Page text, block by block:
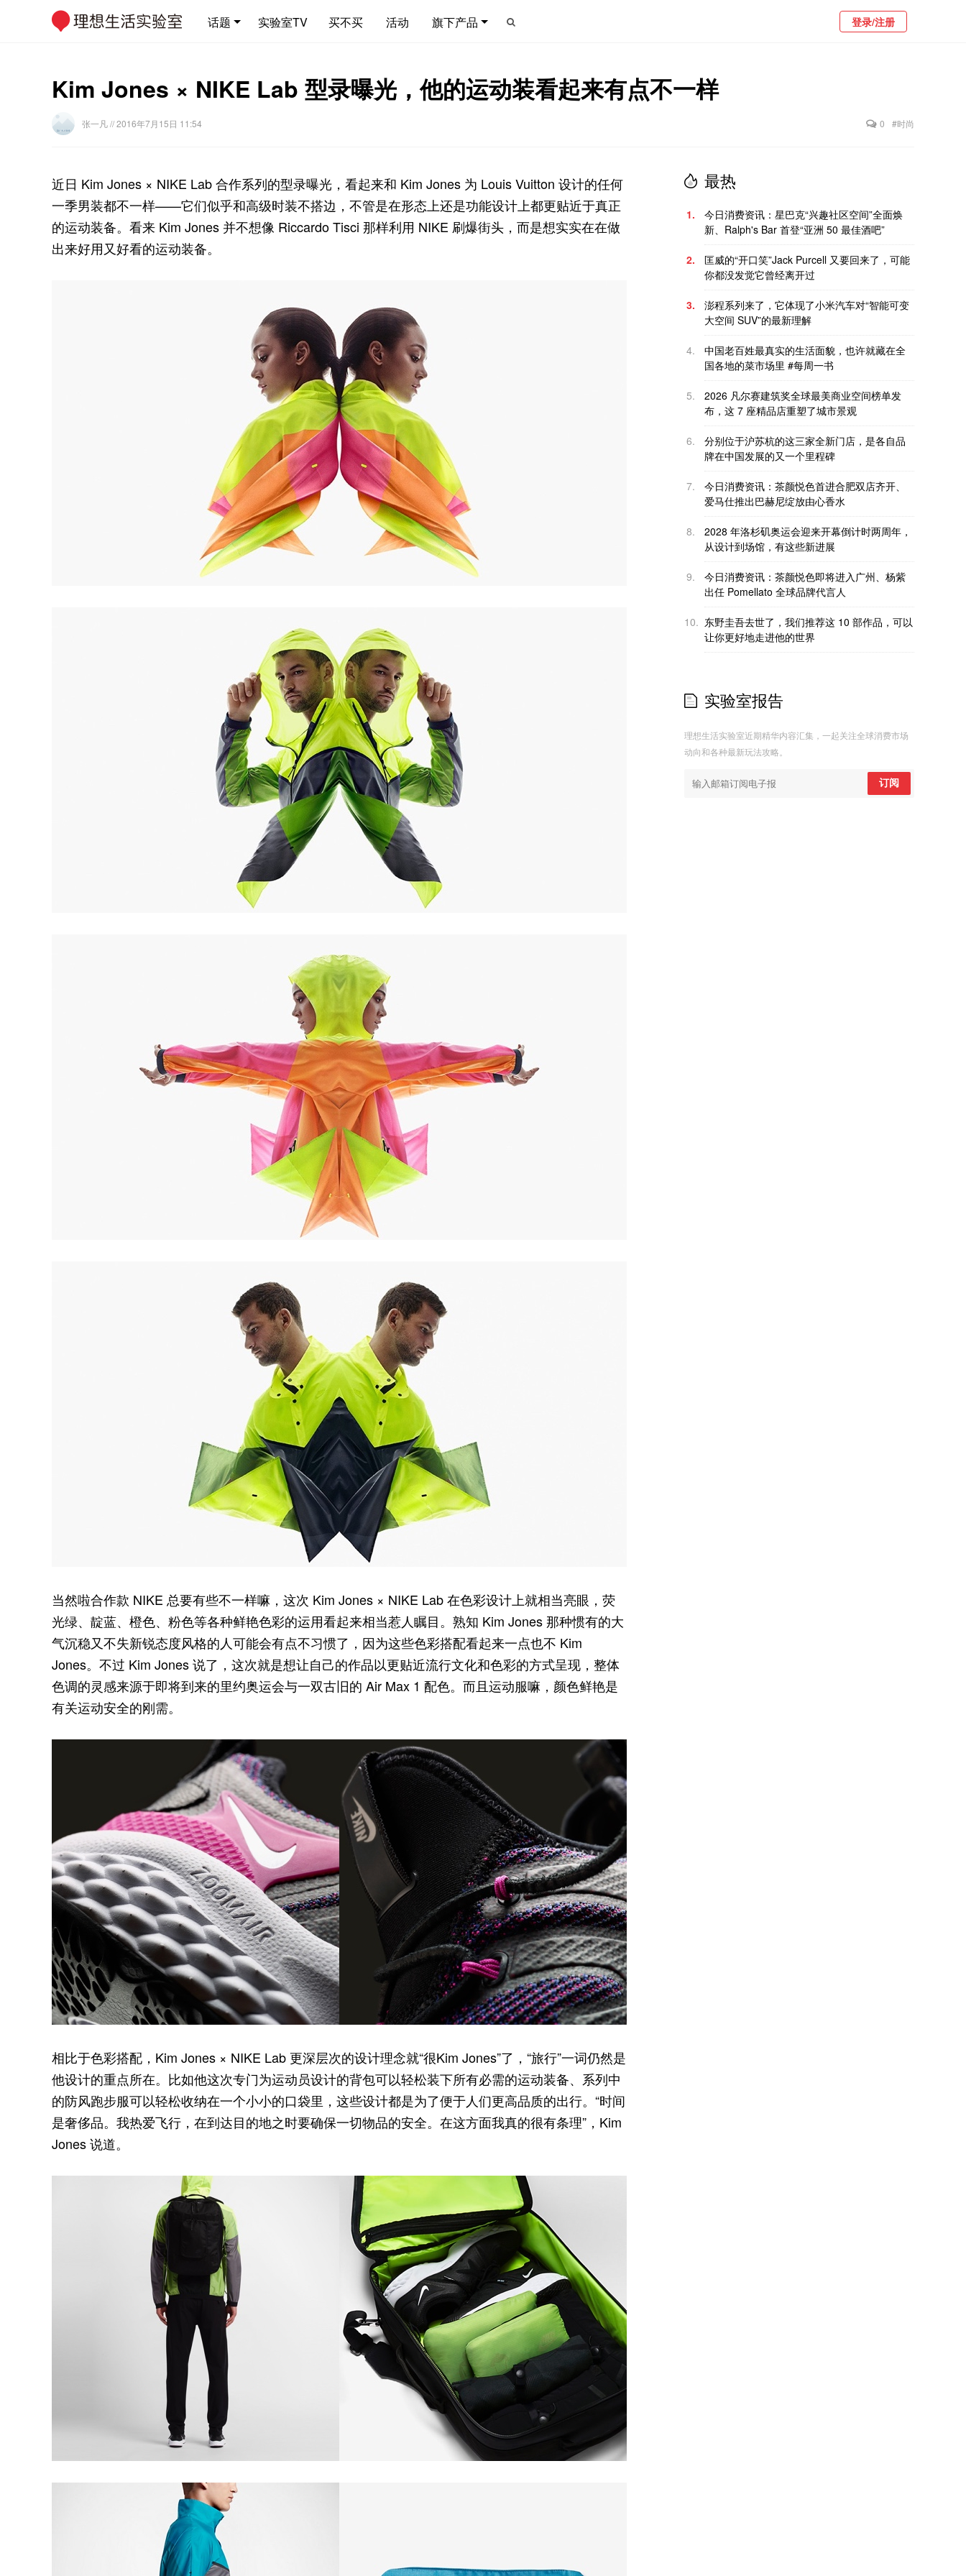
话题 实验室TV 买不买 活动 旗下产品 登录/注册
Kim Jones × NIKE Lab 型录曝光，他的运动装看起来有点不一样
张一凡// 2016年7月15日 11:54 0 #时尚
近日 Kim Jones × NIKE Lab 合作系列的型录曝光，看起来和 Kim Jones 为 Louis Vuitton 设计的任何
一季男装都不一样——它们似乎和高级时装不搭边，不管是在形态上还是功能设计上都更贴近于真正
的运动装备。看来 Kim Jones 并不想像 Riccardo Tisci 那样利用 NIKE 刷爆街头，而是想实实在在做
出来好用又好看的运动装备。
当然啦合作款 NIKE 总要有些不一样嘛，这次 Kim Jones × NIKE Lab 在色彩设计上就相当亮眼，荧
光绿、靛蓝、橙色、粉色等各种鲜艳色彩的运用看起来相当惹人瞩目。熟知 Kim Jones 那种惯有的大
气沉稳又不失新锐态度风格的人可能会有点不习惯了，因为这些色彩搭配看起来一点也不 Kim
Jones。不过 Kim Jones 说了，这次就是想让自己的作品以更贴近流行文化和色彩的方式呈现，整体
色调的灵感来源于即将到来的里约奥运会与一双古旧的 Air Max 1 配色。而且运动服嘛，颜色鲜艳是
有关运动安全的刚需。
相比于色彩搭配，Kim Jones × NIKE Lab 更深层次的设计理念就“很Kim Jones”了，“旅行”一词仍然是
他设计的重点所在。比如他这次专门为运动员设计的背包可以轻松装下所有必需的运动装备、系列中
的防风跑步服可以轻松收纳在一个小小的口袋里，这些设计都是为了便于人们更高品质的出行。“时间
是奢侈品。我热爱飞行，在到达目的地之时要确保一切物品的安全。在这方面我真的很有条理”，Kim
Jones 说道。
最热
1.
今日消费资讯：星巴克“兴趣社区空间”全面焕
新、Ralph's Bar 首登“亚洲 50 最佳酒吧”
2.
匡威的“开口笑”Jack Purcell 又要回来了，可能
你都没发觉它曾经离开过
3.
澎程系列来了，它体现了小米汽车对“智能可变
大空间 SUV”的最新理解
4.
中国老百姓最真实的生活面貌，也许就藏在全
国各地的菜市场里 #每周一书
5.
2026 凡尔赛建筑奖全球最美商业空间榜单发
布，这 7 座精品店重塑了城市景观
6.
分别位于沪苏杭的这三家全新门店，是各自品
牌在中国发展的又一个里程碑
7.
今日消费资讯：茶颜悦色首进合肥双店齐开、
爱马仕推出巴赫尼绽放由心香水
8.
2028 年洛杉矶奥运会迎来开幕倒计时两周年，
从设计到场馆，有这些新进展
9.
今日消费资讯：茶颜悦色即将进入广州、杨紫
出任 Pomellato 全球品牌代言人
10. 东野圭吾去世了，我们推荐这 10 部作品，可以
让你更好地走进他的世界
实验室报告
理想生活实验室近期精华内容汇集，一起关注全球消费市场
动向和各种最新玩法攻略。